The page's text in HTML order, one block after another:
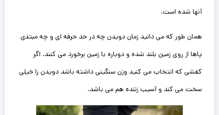
آنها شده است.
همان طور که می دانید زمان دویدن چه در حد حرفه ای و چه مبتدی
پاها از روی زمین بلند شده و دوباره با زمین برخورد می کنند. ‌اگر
کفشی که انتخاب می کنید وزن سنگینی داشته باشد دویدن را خیلی
سخت می کند و آسیب زننده هم ‌می باشد.‌